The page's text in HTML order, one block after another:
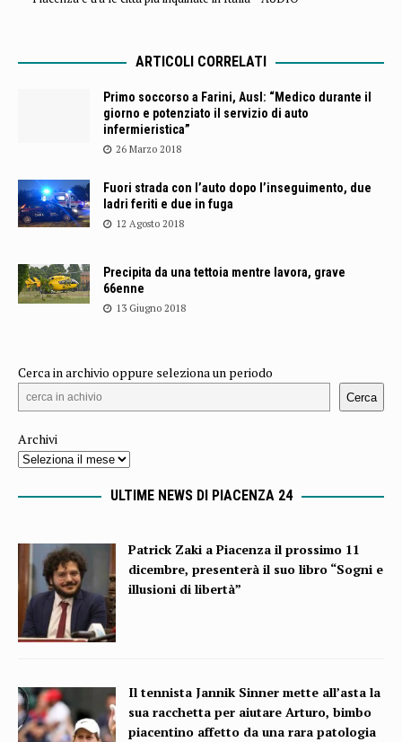
ARTICOLI CORRELATI
Primo soccorso a Farini, Ausl: “Medico durante il
giorno e potenziato il servizio di auto
infermieristica”
26 Marzo 2018
Fuori strada con l’auto dopo l’inseguimento, due
ladri feriti e due in fuga
12 Agosto 2018
Precipita da una tettoia mentre lavora, grave
66enne
13 Giugno 2018
Cerca in archivio oppure seleziona un periodo
Cerca
Archivi
ULTIME NEWS DI PIACENZA 24
Patrick Zaki a Piacenza il prossimo 11
dicembre, presenterà il suo libro “Sogni e
illusioni di libertà”
Il tennista Jannik Sinner mette all’asta la
sua racchetta per aiutare Arturo, bimbo
piacentino affetto da una rara patologia